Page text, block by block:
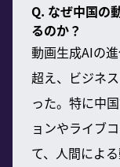
Q. なぜ中国の
るのか？
動画生成AIの
超え、ビジネ
った。特に中
ョンやライブ
て、人間によ